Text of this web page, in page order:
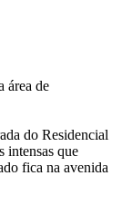
área de
do Residencial
intensas que
fica na avenida